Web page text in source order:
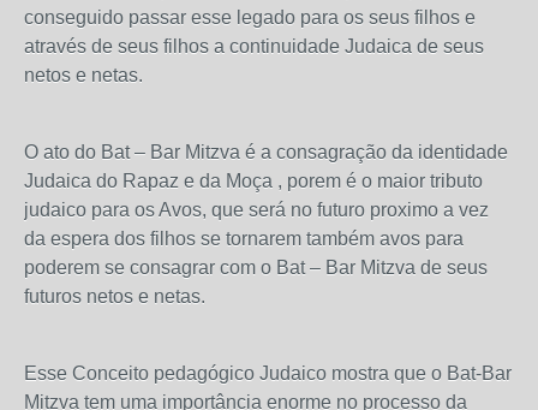
conseguido passar esse legado para os seus filhos e
através de seus filhos a continuidade Judaica de seus
netos e netas.
O ato do Bat – Bar Mitzva é a consagração da identidade
Judaica do Rapaz e da Moça , porem é o maior tributo
judaico para os Avos, que será no futuro proximo a vez
da espera dos filhos se tornarem também avos para
poderem se consagrar com o Bat – Bar Mitzva de seus
futuros netos e netas.
Esse Conceito pedagógico Judaico mostra que o Bat-Bar
Mitzva tem uma importância enorme no processo da